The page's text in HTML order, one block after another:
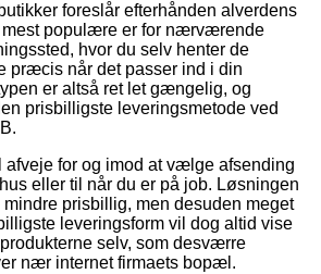
foreslår efterhånden alverdens
mest populære er for nærværende
hvor du selv henter de
præcis når det passer ind i din
er altså ret let gængelig, og
prisbilligste leveringsmetode ved
afveje for og imod at vælge afsending
eller til når du er på job. Løsningen
prisbillig, men desuden meget
leveringsform vil dog altid vise
selv, som desværre
nær internet firmaets bopæl.